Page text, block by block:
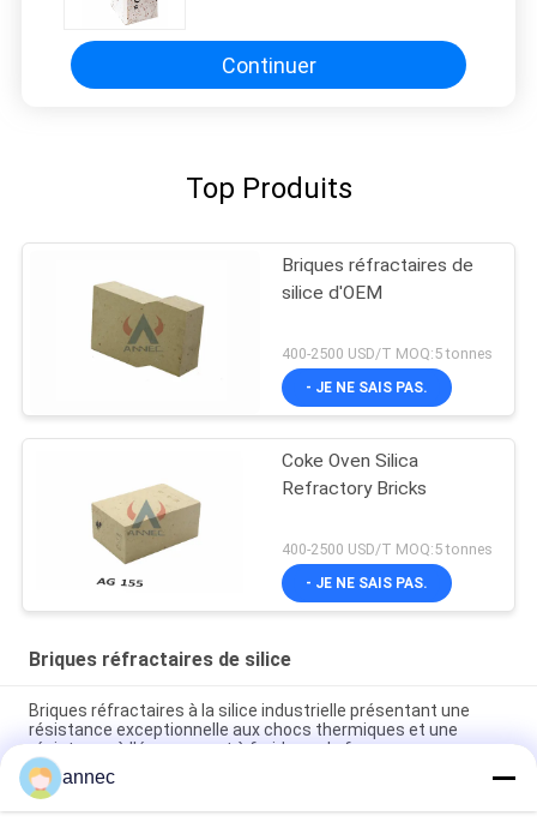
Continuer
Top Produits
Briques réfractaires de
silice d'OEM
400-2500 USD/T MOQ:5 tonnes
- JE NE SAIS PAS.
Coke Oven Silica
Refractory Bricks
400-2500 USD/T MOQ:5 tonnes
- JE NE SAIS PAS.
Briques réfractaires de silice
Briques réfractaires à la silice industrielle présentant une
résistance exceptionnelle aux chocs thermiques et une
résistance à l'écrasement à froid pour le four
Customized Size and Heat Resistant Silica Fire Brick for High
Temperature Industrial Furnaces
annec